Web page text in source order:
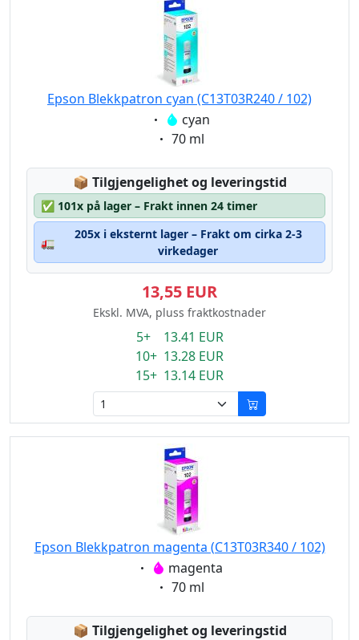
Epson Blekkpatron cyan (C13T03R240 / 102)
Eigenschaft:
cyan
Eigenschaft:
70 ml
📦 Lagerstatus:
Tilgjengelighet og leveringstid
✅ 101x på lager – Frakt innen 24 timer
🚛
205x i eksternt lager – Frakt om cirka 2-3
virkedager
13,55 EUR
Ekskl. MVA, pluss fraktkostnader
5+ 13.41 EUR
10+ 13.28 EUR
15+ 13.14 EUR
Epson Blekkpatron magenta (C13T03R340 / 102)
Eigenschaft:
magenta
Eigenschaft:
70 ml
📦 Lagerstatus:
Tilgjengelighet og leveringstid